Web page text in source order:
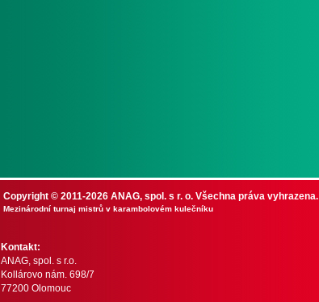
Copyright © 2011-2026 ANAG, spol. s r. o. Všechna práva vyhrazena.
Mezinárodní turnaj mistrů v karambolovém kulečníku
Kontakt:
ANAG, spol. s r.o.
Kollárovo nám. 698/7
77200 Olomouc